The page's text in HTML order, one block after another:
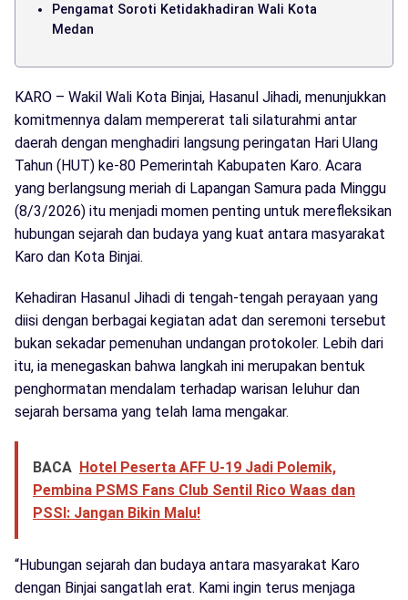
Pengamat Soroti Ketidakhadiran Wali Kota
Medan
KARO – Wakil Wali Kota Binjai, Hasanul Jihadi, menunjukkan
komitmennya dalam mempererat tali silaturahmi antar
daerah dengan menghadiri langsung peringatan Hari Ulang
Tahun (HUT) ke-80 Pemerintah Kabupaten Karo. Acara
yang berlangsung meriah di Lapangan Samura pada Minggu
(8/3/2026) itu menjadi momen penting untuk merefleksikan
hubungan sejarah dan budaya yang kuat antara masyarakat
Karo dan Kota Binjai.
Kehadiran Hasanul Jihadi di tengah-tengah perayaan yang
diisi dengan berbagai kegiatan adat dan seremoni tersebut
bukan sekadar pemenuhan undangan protokoler. Lebih dari
itu, ia menegaskan bahwa langkah ini merupakan bentuk
penghormatan mendalam terhadap warisan leluhur dan
sejarah bersama yang telah lama mengakar.
BACA Hotel Peserta AFF U-19 Jadi Polemik,
Pembina PSMS Fans Club Sentil Rico Waas dan
PSSI: Jangan Bikin Malu!
“Hubungan sejarah dan budaya antara masyarakat Karo
dengan Binjai sangatlah erat. Kami ingin terus menjaga